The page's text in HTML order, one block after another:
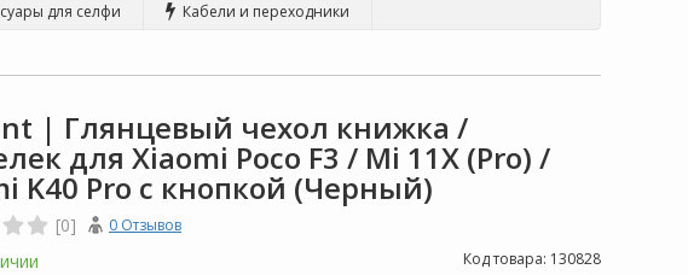
для селфи
Кабели и переходники
| Глянцевый чехол книжка /
для Xiaomi Poco F3 / Mi 11X (Pro) /
K40 Pro с кнопкой (Черный)
[0] 0 Отзывов
Код товара: 130828